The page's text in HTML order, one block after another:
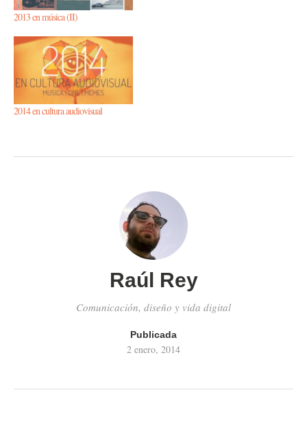
2013 en música (II)
2014 en cultura audiovisual
Raúl Rey
Comunicación, diseño y vida digital
Publicada
2 enero, 2014